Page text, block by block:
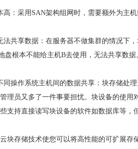
高：采用SAN架构组网时，需要额外为主
法共享数据：在服务器不做集群的情况下
盘根本不能给主机B去使用，无法共享数据
同操作系统主机间的数据共享：块存储
理员又多了一件事要担忧。块设备的使
支持直接读写块设备的软件如数据库等，
块存储技术使您可以将高性能的可扩展